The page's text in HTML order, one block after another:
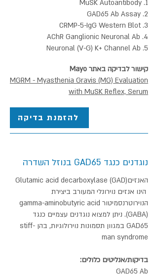
1. MuSK Autoantibody
2. GAD65 Ab Assay
3. CRMP-5-IgG Western Blot
4. AChR Ganglionic Neuronal Ab
5. Neuronal (V-G) K+ Channel Ab
קישור לבדיקה באתר Mayo
MGRM - Myasthenia Gravis (MG) Evaluation
with MuSK Reflex, Serum
להזמנת בדיקה
נוגדנים כנגד GAD65 בנוזל השדרה
האנזיםGlutamic acid decarboxylase (GAD)
הינו אנזים נוירונלי המעורב ביצירת
הנוירוטרנסמיטור gamma-aminobutyric acid
(GABA). ניתן למצוא נוגדנים עצמיים כנגד
GAD65 במגוון תסמונות נוירולוגיות, בהן stiff-
man syndrome
בדיקות/אנליטים כלולים:
GAD65 Ab